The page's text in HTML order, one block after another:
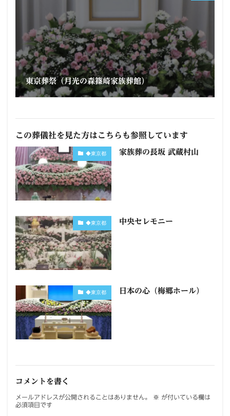
東京葬祭（月光の森篠崎家族葬館）
この葬儀社を見た方はこちらも参照しています
◆東京都 家族葬の長坂 武蔵村山
◆東京都 中央セレモニー
◆東京都 日本の心（梅郷ホール）
コメントを書く
メールアドレスが公開されることはありません。 ※ が付いている欄は
必須項目です